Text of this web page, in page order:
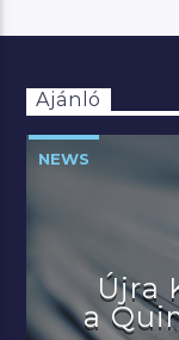
Ajánló
NEWS
Újra
a